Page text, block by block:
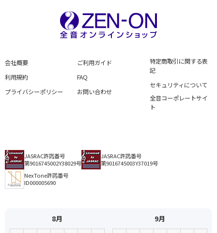
会社概要
利用規約
プライバシーポリシー
ご利用ガイド
FAQ
お問い合わせ
特定商取引に関する表
記
セキュリティについて
全音コーポレートサイ
ト
JASRAC許諾番号
第9016745002Y38029号
JASRAC許諾番号
第9016745003Y37019号
NexTone許諾番号
ID000005690
8月 9月